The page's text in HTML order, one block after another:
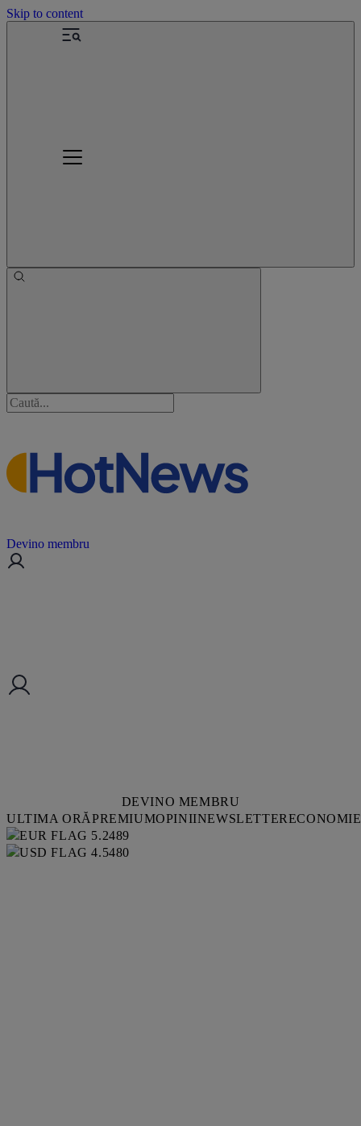
Skip to content
Devino membru
DEVINO MEMBRU
ULTIMA ORĂPREMIUMOPINIINEWSLETTERECONOMIE
5.2489
4.5480